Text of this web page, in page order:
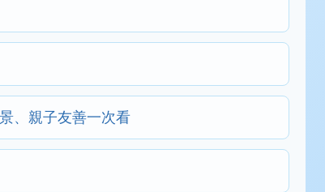
、親子友善一次看